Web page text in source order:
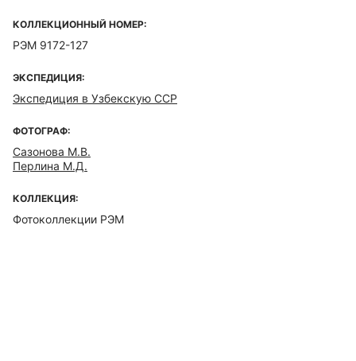
КОЛЛЕКЦИОННЫЙ НОМЕР:
РЭМ 9172-127
ЭКСПЕДИЦИЯ:
Экспедиция в Узбекскую ССР
ФОТОГРАФ:
Сазонова М.В.
Перлина М.Д.
КОЛЛЕКЦИЯ:
Фотоколлекции РЭМ